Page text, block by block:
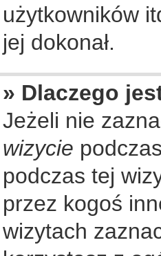
użytkowników
jej dokonał.
» Dlaczego
Jeżeli nie
wizycie
podczas tej
przez kogoś
wizytach